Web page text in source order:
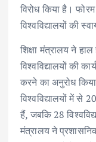
विरोध किया है।
विश्वविद्यालयों की
शिक्षा मंत्रालय ने
विश्वविद्यालयों की
करने का अनुरोध
विश्वविद्यालयों में से
हैं, जबकि 28
मंत्रालय ने